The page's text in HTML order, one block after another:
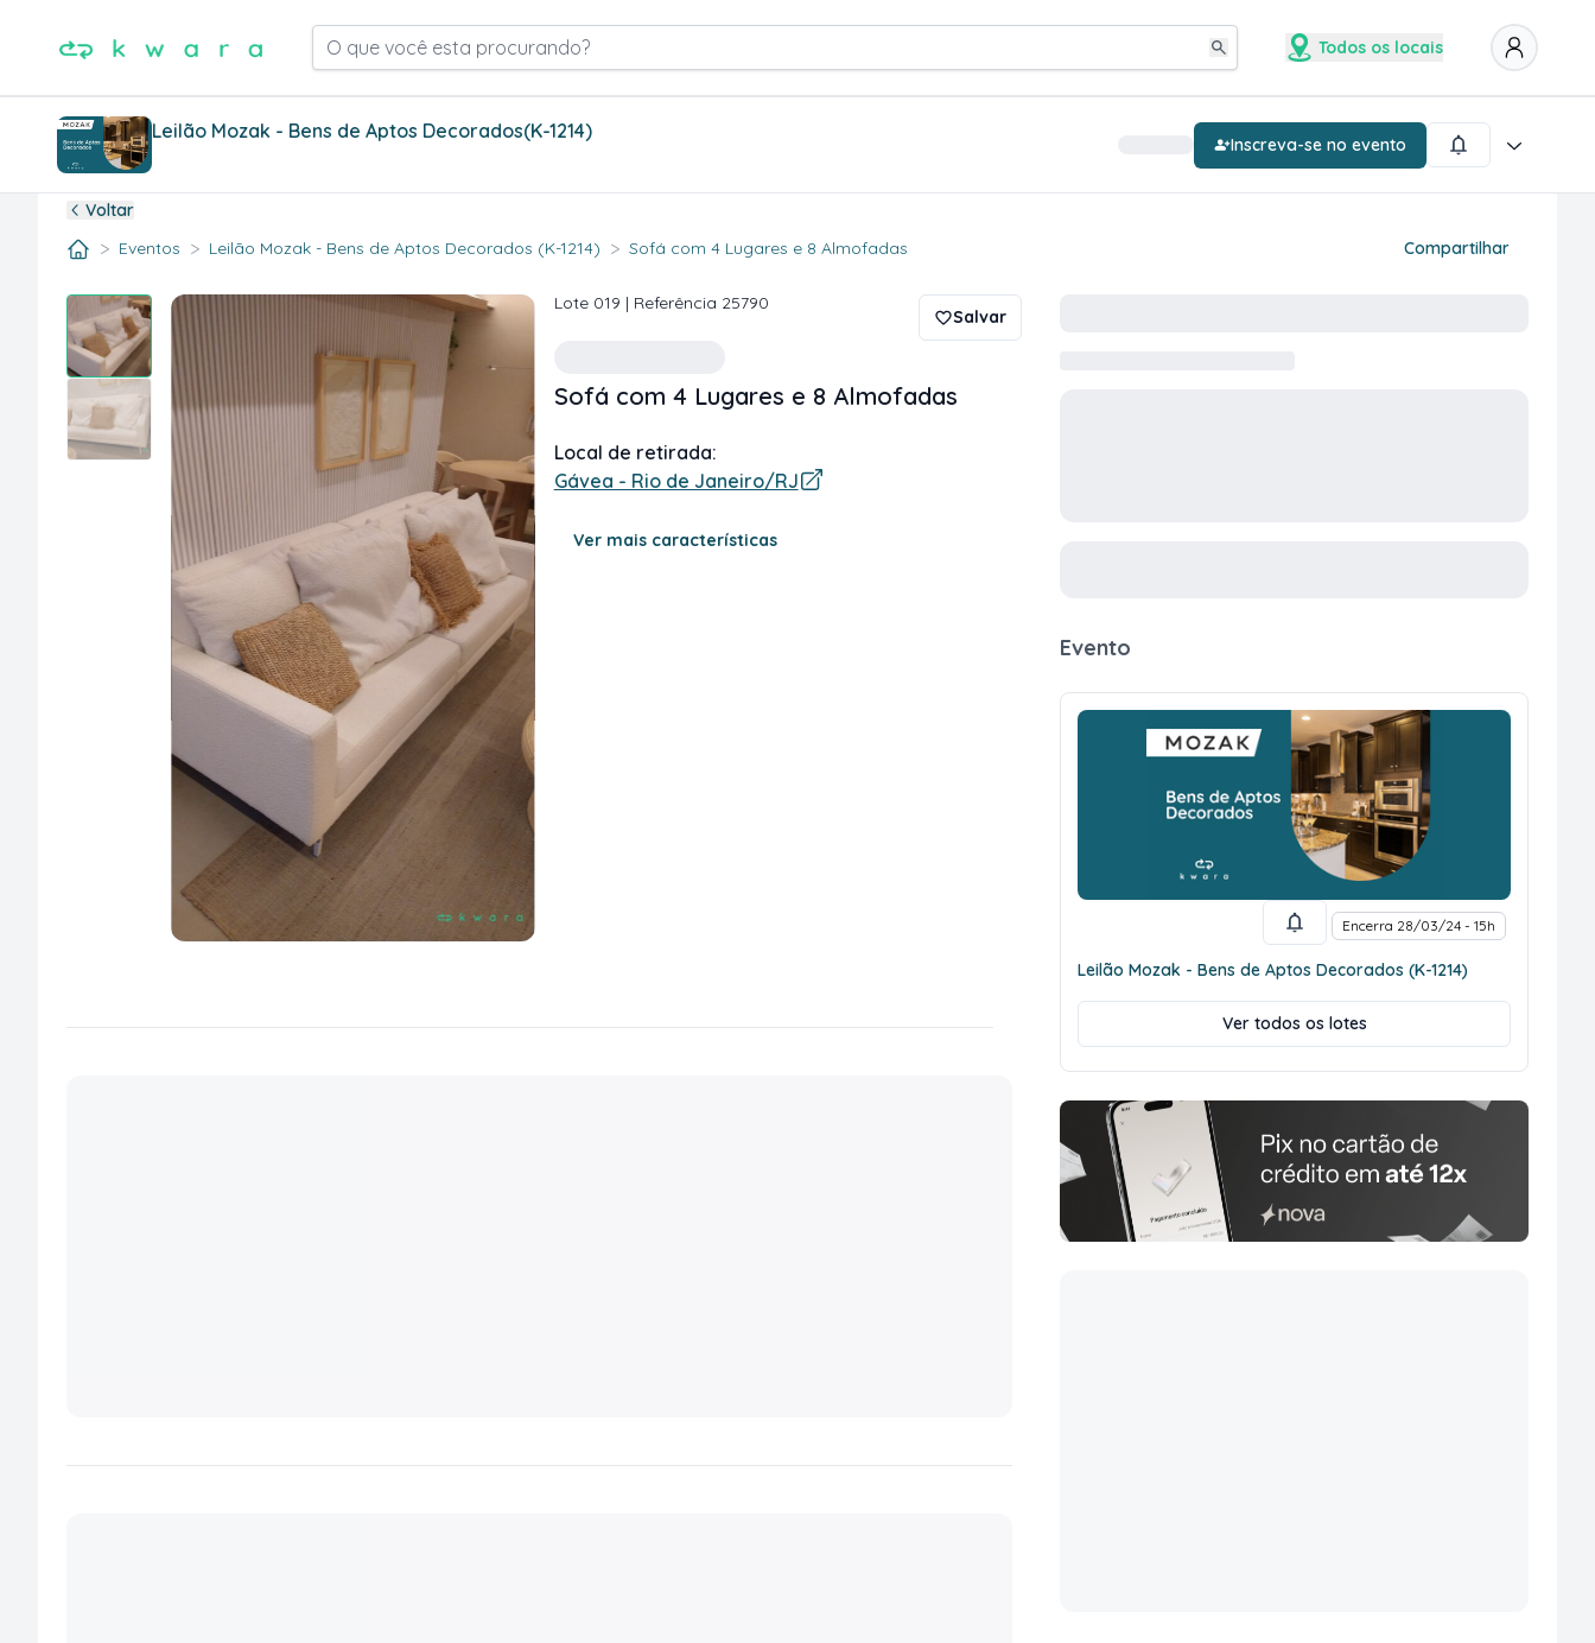
O que você esta procurando? Todos os locais
Leilão Mozak - Bens de Aptos Decorados(K-1214)
Inscreva-se no evento
Voltar
> Eventos > Leilão Mozak - Bens de Aptos Decorados (K-1214) > Sofá com 4 Lugares e 8 Almofadas Compartilhar
Lote 019 | Referência 25790
Salvar
Sofá com 4 Lugares e 8 Almofadas
Local de retirada:
Gávea - Rio de Janeiro/RJ
Ver mais características
Evento
Encerra 28/03/24 - 15h
Leilão Mozak - Bens de Aptos Decorados (K-1214)
Ver todos os lotes